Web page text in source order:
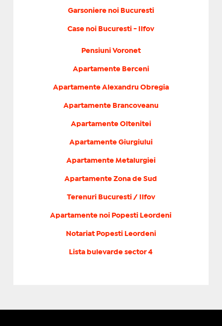
Garsoniere noi Bucuresti
Case noi Bucuresti - Ilfov
Pensiuni Voronet
Apartamente Berceni
Apartamente Alexandru Obregia
Apartamente Brancoveanu
Apartamente Oltenitei
Apartamente Giurgiului
Apartamente Metalurgiei
Apartamente Zona de Sud
Terenuri Bucuresti / Ilfov
Apartamente noi Popesti Leordeni
Notariat Popesti Leordeni
Lista bulevarde sector 4